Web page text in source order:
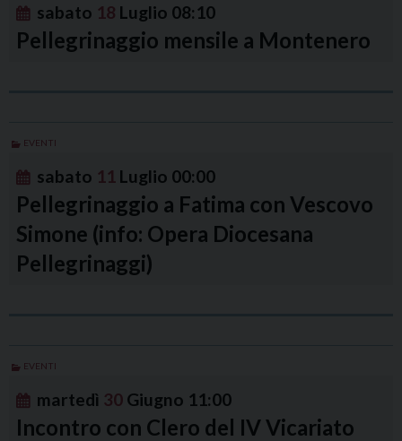
sabato 18 Luglio 08:10
Pellegrinaggio mensile a Montenero
EVENTI
sabato 11 Luglio 00:00
Pellegrinaggio a Fatima con Vescovo
Simone (info: Opera Diocesana
Pellegrinaggi)
EVENTI
martedì 30 Giugno 11:00
Incontro con Clero del IV Vicariato